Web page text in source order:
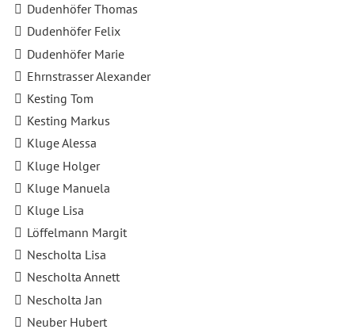
Dudenhöfer Thomas
Dudenhöfer Felix
Dudenhöfer Marie
Ehrnstrasser Alexander
Kesting Tom
Kesting Markus
Kluge Alessa
Kluge Holger
Kluge Manuela
Kluge Lisa
Löffelmann Margit
Nescholta Lisa
Nescholta Annett
Nescholta Jan
Neuber Hubert